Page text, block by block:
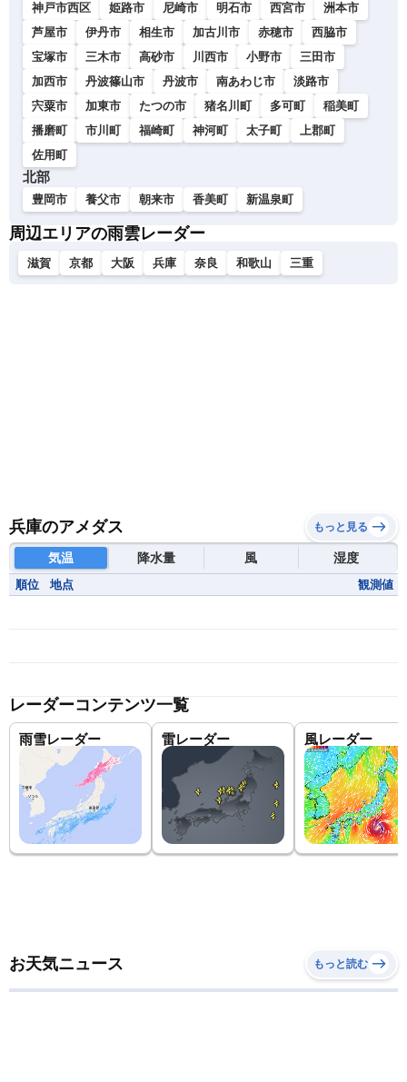
神戸市西区
姫路市 尼崎市 明石市 西宮市
洲本市
芦屋市
伊丹市 相生市 加古川市 赤穂市
西脇市
宝塚市
三木市 高砂市 川西市 小野市
三田市
加西市
丹波篠山市 丹波市 南あわじ市
淡路市
宍粟市
加東市 たつの市 猪名川町 多可町
稲美町
播磨町
市川町 福崎町 神河町 太子町
上郡町
佐用町
北部
豊岡市 養父市 朝来市 香美町 新温泉町
周辺エリアの雨雲レーダー
滋賀 京都 大阪 兵庫 奈良 和歌山 三重
兵庫のアメダス もっと見る
気温 降水量 風 湿度
順位 地点 観測値
レーダーコンテンツ一覧
雨雪レーダー 雷レーダー 風レーダー
お天気ニュース もっと読む